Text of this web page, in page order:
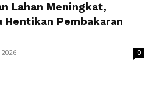
Lahan Meningkat,
Hentikan Pembakaran
0